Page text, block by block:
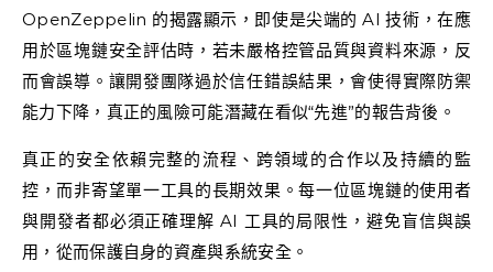
OpenZeppelin 的揭露顯示，即使是尖端的 AI 技術，在應
用於區塊鏈安全評估時，若未嚴格控管品質與資料來源，反
而會誤導。讓開發團隊過於信任錯誤結果，會使得實際防禦
能力下降，真正的風險可能潛藏在看似“先進”的報告背後。
真正的安全依賴完整的流程、跨領域的合作以及持續的監
控，而非寄望單一工具的長期效果。每一位區塊鏈的使用者
與開發者都必須正確理解 AI 工具的局限性，避免盲信與誤
用，從而保護自身的資產與系統安全。